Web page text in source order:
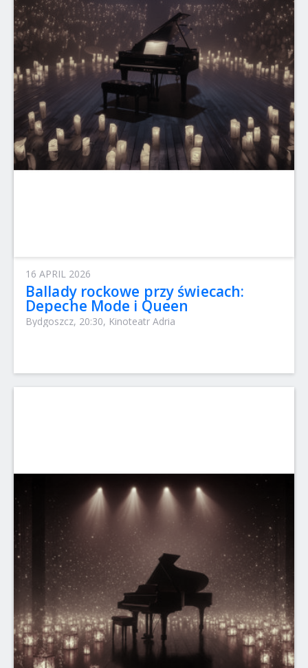
16 APRIL 2026
Ballady rockowe przy świecach:
Depeche Mode i Queen
Bydgoszcz, 20:30, Kinoteatr Adria